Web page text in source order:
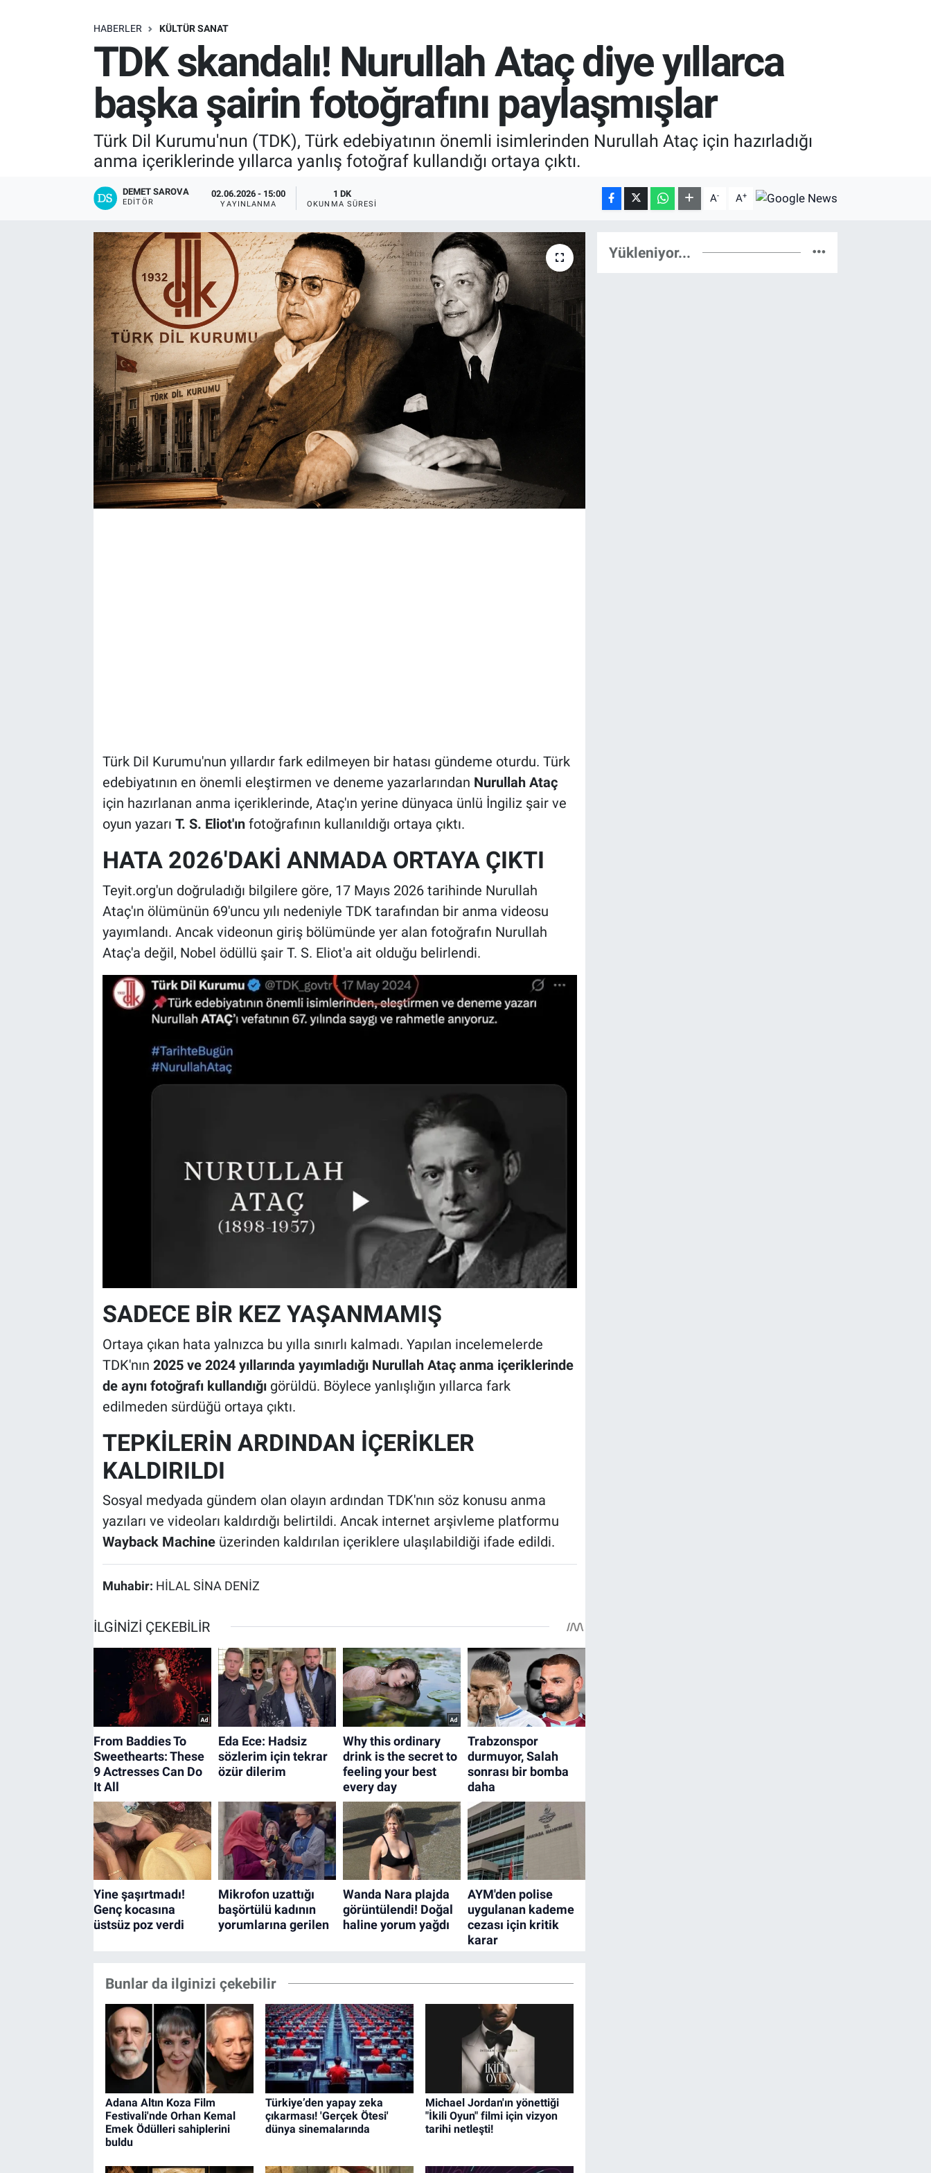
HABERLER KÜLTÜR SANAT
TDK skandalı! Nurullah Ataç diye yıllarca
başka şairin fotoğrafını paylaşmışlar
Türk Dil Kurumu'nun (TDK), Türk edebiyatının önemli isimlerinden Nurullah Ataç için hazırladığı
anma içeriklerinde yıllarca yanlış fotoğraf kullandığı ortaya çıktı.
DEMET SAROVA
EDITÖR
02.06.2026 - 15:00
YAYINLANMA
1 DK
OKUNMA SÜRESI A- A+
Türk Dil Kurumu'nun yıllardır fark edilmeyen bir hatası gündeme oturdu. Türk
edebiyatının en önemli eleştirmen ve deneme yazarlarından Nurullah Ataç
için hazırlanan anma içeriklerinde, Ataç'ın yerine dünyaca ünlü İngiliz şair ve
oyun yazarı T. S. Eliot'ınfotoğrafının kullanıldığı ortaya çıktı.
HATA 2026'DAKİ ANMADA ORTAYA ÇIKTI
Teyit.org'un doğruladığı bilgilere göre, 17 Mayıs 2026 tarihinde Nurullah
Ataç'ın ölümünün 69'uncu yılı nedeniyle TDK tarafından bir anma videosu
yayımlandı. Ancak videonun giriş bölümünde yer alan fotoğrafın Nurullah
Ataç'a değil, Nobel ödüllü şair T. S. Eliot'a ait olduğu belirlendi.
SADECE BİR KEZ YAŞANMAMIŞ
Ortaya çıkan hata yalnızca bu yılla sınırlı kalmadı. Yapılan incelemelerde
TDK'nın 2025 ve 2024 yıllarında yayımladığı Nurullah Ataç anma içeriklerinde
de aynı fotoğrafı kullandığıgörüldü. Böylece yanlışlığın yıllarca fark
edilmeden sürdüğü ortaya çıktı.
TEPKİLERİN ARDINDAN İÇERİKLER
KALDIRILDI
Sosyal medyada gündem olan olayın ardından TDK'nın söz konusu anma
yazıları ve videoları kaldırdığı belirtildi. Ancak internet arşivleme platformu
Wayback Machineüzerinden kaldırılan içeriklere ulaşılabildiği ifade edildi.
Muhabir: HİLAL SİNA DENİZ
Bunlar da ilginizi çekebilir
Adana Altın Koza Film
Festivali'nde Orhan Kemal
Emek Ödülleri sahiplerini
buldu
Türkiye’den yapay zeka
çıkarması! 'Gerçek Ötesi'
dünya sinemalarında
Michael Jordan'ın yönettiği
"İkili Oyun" filmi için vizyon
tarihi netleşti!
Yükleniyor...
ÖZEL HABER
ASTROLOJİ
RESMİ İLANLAR
Bize ulaşın
İletişim/Künye
Gözden Kaçmasın
İletişim (Künye)